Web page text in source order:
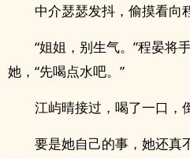
中介瑟瑟发抖，偷摸看向
“姐姐，别生气。”程晏将
她，“先喝点水吧。”
江屿晴接过，喝了一口，
要是她自己的事，她还真